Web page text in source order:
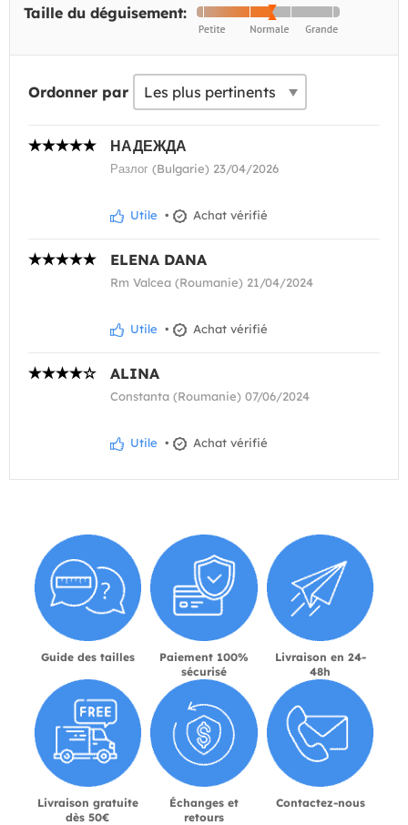
Taille du déguisement:
Ordonner par
НАДЕЖДА
Разлог (Bulgarie) 23/04/2026
Utile • Achat vérifié
ELENA DANA
Rm Valcea (Roumanie) 21/04/2024
Utile • Achat vérifié
ALINA
Constanta (Roumanie) 07/06/2024
Utile • Achat vérifié
Guide des tailles
Paiement 100%
sécurisé
Livraison en 24-
48h
Livraison gratuite
dès 50€
Échanges et
retours
Contactez-nous